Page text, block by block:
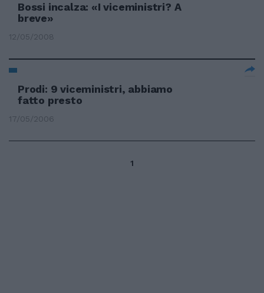
Bossi incalza: «I viceministri? A
breve»
12/05/2008
Prodi: 9 viceministri, abbiamo
fatto presto
17/05/2006
1